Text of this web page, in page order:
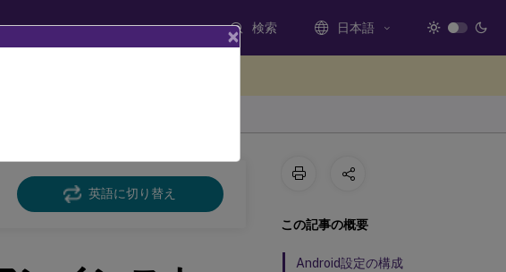
検索 日本語
英語に切り替え
この記事の概要
Android設定の構成
×